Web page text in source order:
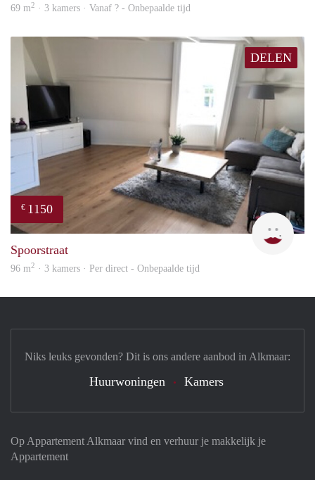
69 m2 · 3 kamers · Vanaf ? - Onbepaalde tijd
DELEN
€ 1150
Max
Spoorstraat
96 m2 · 3 kamers · Per direct - Onbepaalde tijd
Op Appartement Alkmaar vind en verhuur je makkelijk je
Appartement
Niks leuks gevonden? Dit is ons andere aanbod in Alkmaar:
Huurwoningen Kamers